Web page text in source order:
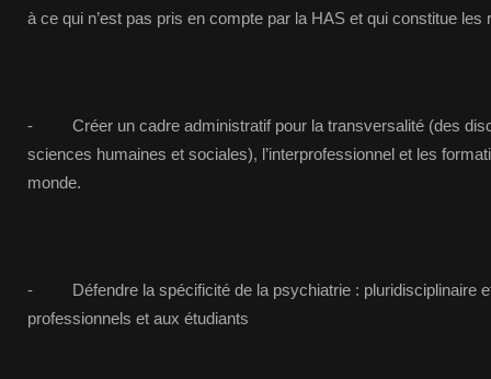
à ce qui n’est pas pris en compte par la HAS et qui constitue les
- Créer un cadre administratif pour la transversalité (des
sciences humaines et sociales), l’interprofessionnel et les
monde.
- Défendre la spécificité de la psychiatrie : pluridisciplinaire et
professionnels et aux étudiants